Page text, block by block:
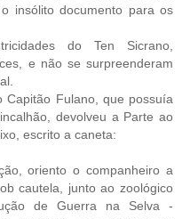
insólito documento para os
do Ten Sicrano,
e não se surpreenderam
Capitão Fulano, que possuía
devolveu a Parte ao
escrito a caneta:
oriento o companheiro a
cautela, junto ao zoológico
de Guerra na Selva -